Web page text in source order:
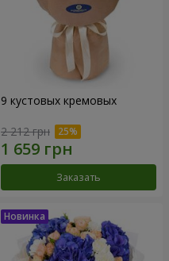
9 кустовых кремовых
2 212 грн
Заказать